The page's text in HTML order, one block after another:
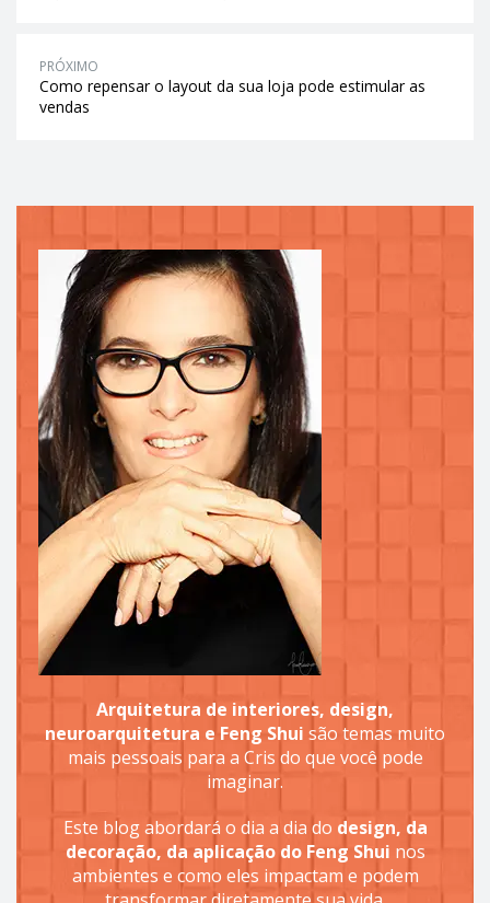
PRÓXIMO
Como repensar o layout da sua loja pode estimular as
vendas
Arquitetura de interiores, design,
neuroarquitetura e Feng Shui são temas muito
mais pessoais para a Cris do que você pode
imaginar.
Este blog abordará o dia a dia do design, da
decoração, da aplicação do Feng Shui nos
ambientes e como eles impactam e podem